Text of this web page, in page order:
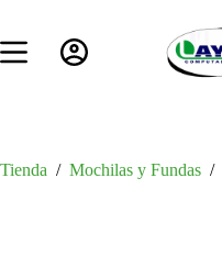
contenido
Tienda / Mochilas y Fundas /